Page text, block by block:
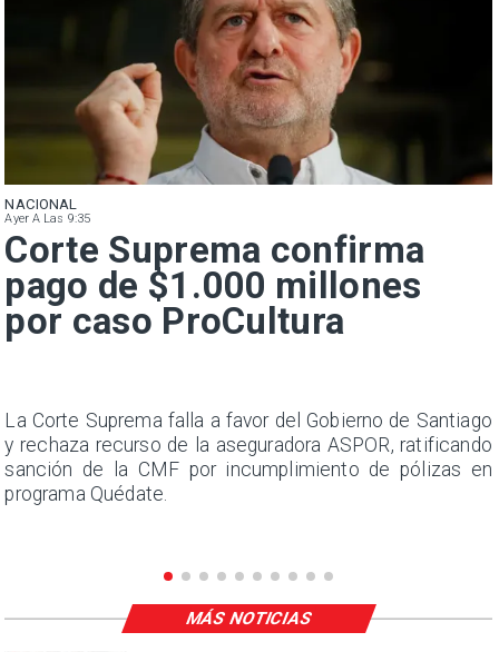
NACIONAL
Ayer A Las 9:35
Corte Suprema confirma
pago de $1.000 millones
por caso ProCultura
La Corte Suprema falla a favor del Gobierno de Santiago
y rechaza recurso de la aseguradora ASPOR, ratificando
sanción de la CMF por incumplimiento de pólizas en
programa Quédate.
MÁS NOTICIAS